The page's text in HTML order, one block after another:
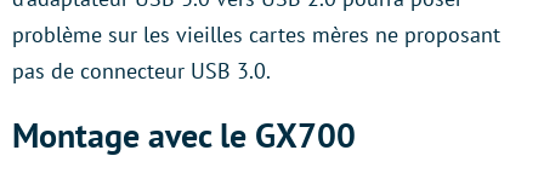
problème sur les vieilles cartes mères ne proposant
pas de connecteur USB 3.0.
Montage avec le GX700